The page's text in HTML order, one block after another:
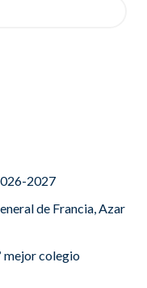
2027
de Francia, Azar
mejor colegio